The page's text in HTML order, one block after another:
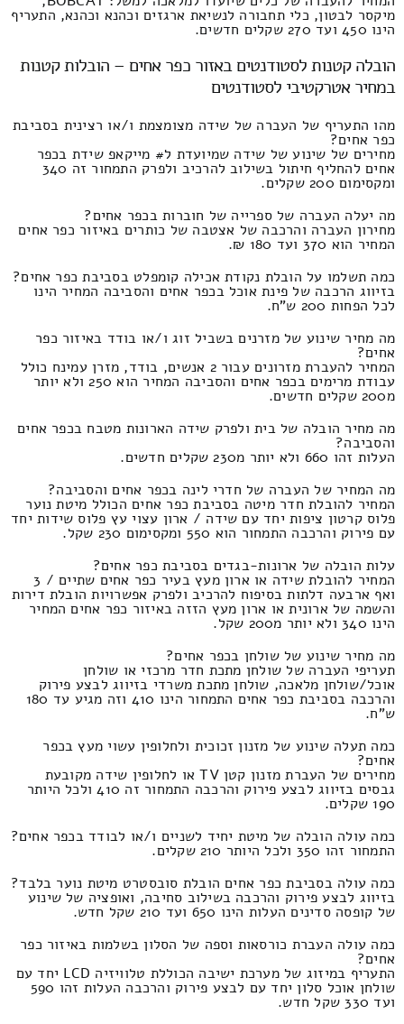
מיקסר לבטון, כלי תחבורה לנשיאת ארגזים וכהנא וכהנא, התעריף
הינו 450 ועד 270 שקלים חדשים.
הובלה קטנות לסטודנטים באזור כפר אחים – הובלות קטנות
במחיר אטרקטיבי לסטודנטים
מהו התעריף של העברה של שידה מצומצמת ו/או רצינית בסביבת
כפר אחים?
מחירים של שינוע של שידה שמיועדת ל# מייקאפ שידת בכפר
אחים להחליף חיתול בשילוב להרכיב ולפרק התמחור זה 340
ומקסימום 200 שקלים.
מה יעלה העברה של ספרייה של חוברות בכפר אחים?
מחירון העברה והרכבה של אצטבה של כותרים באיזור כפר אחים
המחיר הוא 370 ועד 180 ₪.
כמה תשלמו על הובלת נקודת אכילה קומפלט בסביבת כפר אחים?
בזיווג הרכבה של פינת אוכל בכפר אחים והסביבה המחיר הינו
לכל הפחות 200 ש"ח.
מה מחיר שינוע של מזרנים בשביל זוג ו/או בודד באיזור כפר
אחים?
המחיר להעברת מזרונים עבור 2 אנשים, בודד, מזרן עמינח כולל
עבודת מרימים בכפר אחים והסביבה המחיר הוא 250 ולא יותר
מ200 שקלים חדשים.
מה מחיר הובלה של בית ולפרק שידה הארונות מטבח בכפר אחים
והסביבה?
העלות זהו 660 ולא יותר מ230 שקלים חדשים.
מה המחיר של העברה של חדרי לינה בכפר אחים והסביבה?
המחיר להובלת חדר מיטה בסביבת כפר אחים הכולל מיטת נוער
פלוס קרטון ציפות יחד עם שידה / ארון עצוי עץ פלוס שידות יחד
עם פירוק והרכבה התמחור הוא 550 ומקסימום 230 שקל.
עלות הובלה של ארונות-בגדים בסביבת כפר אחים?
המחיר להובלת שידה או ארון מעץ בעיר כפר אחים שתיים / 3
ואף ארבעה דלתות בסיפוח להרכיב ולפרק אפשרויות הובלת דירות
והשמה של ארונית או ארון מעץ הזזה באיזור כפר אחים המחיר
הינו 340 ולא יותר מ200 שקל.
מה מחיר שינוע של שולחן בכפר אחים?
תעריפי העברה של שולחן מתכת חדר מרכזי או שולחן
אוכל/שולחן מלאכה, שולחן מתכת משרדי בזיווג לבצע פירוק
והרכבה בסביבת כפר אחים התמחור הינו 410 וזה מגיע עד 180
ש"ח.
כמה תעלה שינוע של מזנון זכוכית ולחלופין עשוי מעץ בכפר
אחים?
מחירים של העברת מזנון קטן TV או לחלופין שידה מקובעת
גבסים בזיווג לבצע פירוק והרכבה התמחור זה 410 ולכל היותר
190 שקלים.
כמה עולה הובלה של מיטת יחיד לשניים ו/או לבודד בכפר אחים?
התמחור זהו 350 ולכל היותר 210 שקלים.
כמה עולה בסביבת כפר אחים הובלת סובסטרט מיטת נוער בלבד?
בזיווג לבצע פירוק והרכבה בשילוב סחיבה, ואופציה של שינוע
של קופסה סדינים העלות הינו 650 ועד 210 שקל חדש.
כמה עולה העברת כורסאות וספה של הסלון בשלמות באיזור כפר
אחים?
התעריף במיזוג של מערכת ישיבה הכוללת טלוויזיה LCD יחד עם
שולחן אוכל סלון יחד עם לבצע פירוק והרכבה העלות זהו 590
ועד 330 שקל חדש.